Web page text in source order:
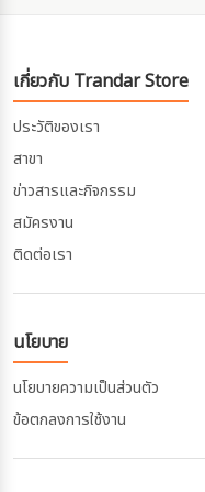
เกี่ยวกับ Trandar Store
ประวัติของเรา
สาขา
ข่าวสารและกิจกรรม
สมัครงาน
ติดต่อเรา
นโยบาย
นโยบายความเป็นส่วนตัว
ข้อตกลงการใช้งาน